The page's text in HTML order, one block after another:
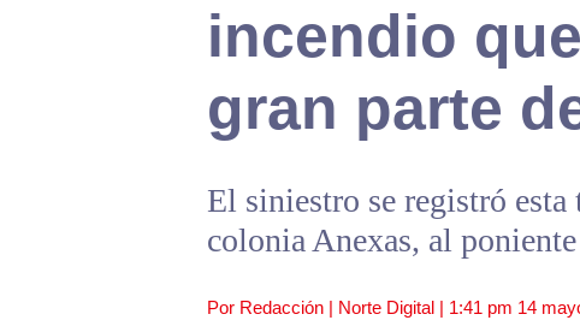
incendio
gran parte
El siniestro se registró
colonia Anexas, al
Por Redacción | Norte Digital | 1:41 pm 14